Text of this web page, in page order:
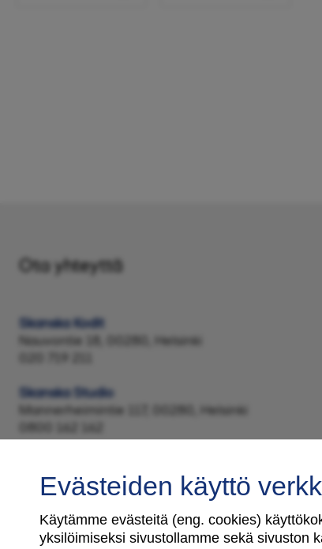
Ota yhteyttä
Skanska Kodit
Nauvontie 18, 00280, Helsinki
Skanska Studio
Mannerheimintie 117, 00280, Helsinki
0800 162 162
Tilaa uutiskirje
Evästeiden käyttö
Käytämme evästeitä (eng. cookies)
yksilöimiseksi sivustollamme sekä sivuston